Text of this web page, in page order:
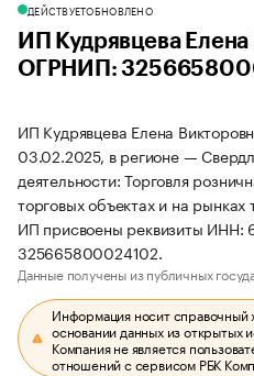
ДЕЙСТВУЕТОБНОВЛЕНО
ИП Кудрявцева
ОГРНИП:
ИП Кудрявцева Елена
03.02.2025, в регионе —
деятельности: Торговля
торговых объектах и на
ИП присвоены реквизиты
325665800024102.
Данные получены из публичных
Информация носит справочный
основании данных из открытых
Компания не является
отношений с сервисом РБК